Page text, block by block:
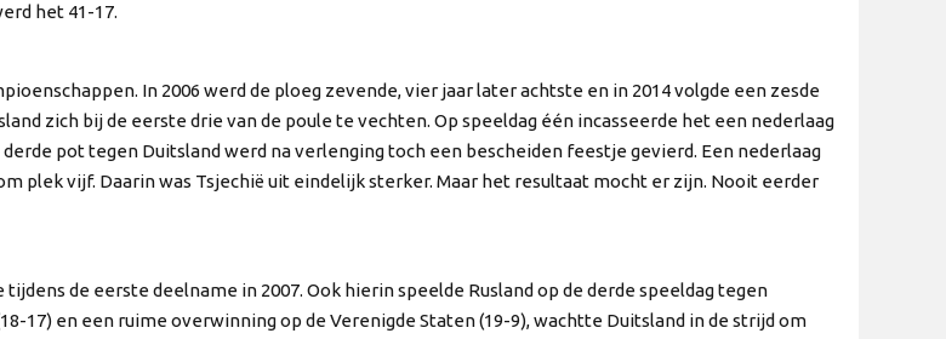
het 41-17.
In 2006 werd de ploeg zevende, vier jaar later achtste en in 2014 volgde een zesde
zich bij de eerste drie van de poule te vechten. Op speeldag één incasseerde het een nederlaag
pot tegen Duitsland werd na verlenging toch een bescheiden feestje gevierd. Een nederlaag
plek vijf. Daarin was Tsjechië uit eindelijk sterker. Maar het resultaat mocht er zijn. Nooit eerder
de eerste deelname in 2007. Ook hierin speelde Rusland op de derde speeldag tegen
17) en een ruime overwinning op de Verenigde Staten (19-9), wachtte Duitsland in de strijd om